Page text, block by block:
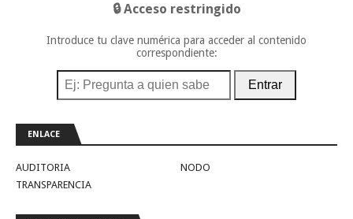
🔒 Acceso restringido
Introduce tu clave numérica para acceder al contenido
correspondiente:
Entrar
ENLACE
AUDITORIA
NODO
TRANSPARENCIA